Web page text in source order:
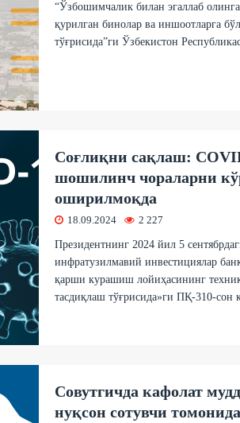
“Ўзбошимчалик билан эгаллаб
қурилган бинолар ва иншоотларга
тўғрисида”ги Ўзбекистон
Соғлиқни сақлаш:
шошилинч чораларни
оширилмоқда
18.09.2024 2 227
Президентнинг 2024 йил 5
инфратузилмавий инвестициялар
қарши курашиш лойиҳасининг
тасдиқлаш тўғрисида»ги ПҚ-310-сон
Совутгичда кафолат
нуқсон сотувчи